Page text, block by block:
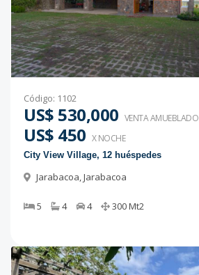
Código: 1102
US$ 530,000 VENTA AMUEBLADO
US$ 450 X NOCHE
City View Village, 12 huéspedes
Jarabacoa,Jarabacoa
5 4 4 300Mt2